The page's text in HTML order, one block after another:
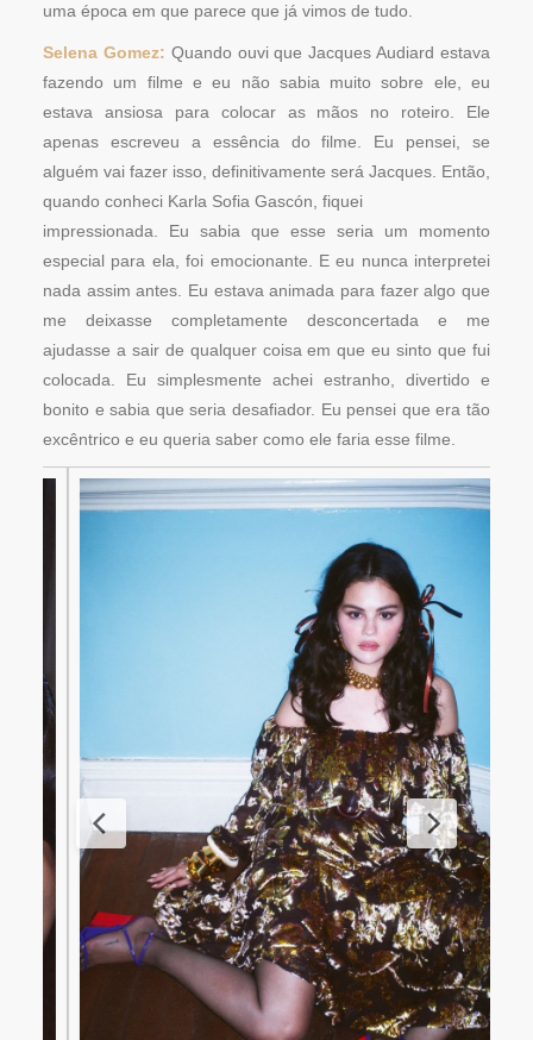
uma época em que parece que já vimos de tudo.
Selena Gomez: Quando ouvi que Jacques Audiard estava
fazendo um filme e eu não sabia muito sobre ele, eu
estava ansiosa para colocar as mãos no roteiro. Ele
apenas escreveu a essência do filme. Eu pensei, se
alguém vai fazer isso, definitivamente será Jacques. Então,
quando conheci Karla Sofia Gascón, fiquei
impressionada. Eu sabia que esse seria um momento
especial para ela, foi emocionante. E eu nunca interpretei
nada assim antes. Eu estava animada para fazer algo que
me deixasse completamente desconcertada e me
ajudasse a sair de qualquer coisa em que eu sinto que fui
colocada. Eu simplesmente achei estranho, divertido e
bonito e sabia que seria desafiador. Eu pensei que era tão
excêntrico e eu queria saber como ele faria esse filme.